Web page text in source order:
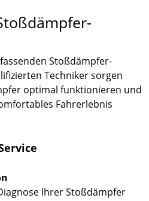
Stoßdämpfer-
Techniker sorgen
optimal funktionieren und
Fahrerlebnis
Ihrer Stoßdämpfer